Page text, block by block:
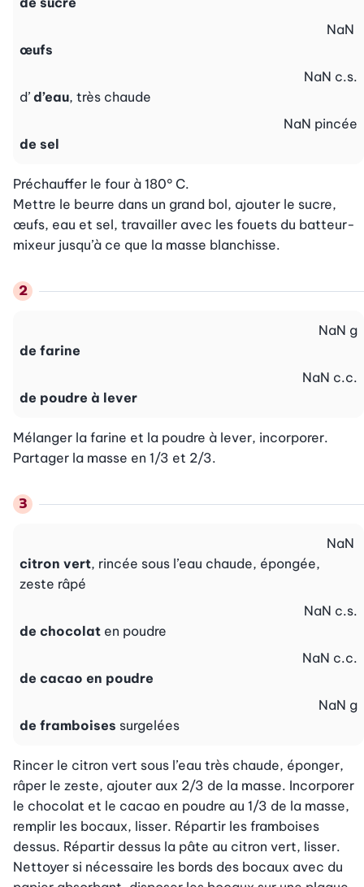
œufs
NaN
d’ d’eau, très chaude
NaN c.s.
de sel
NaN pincée
Préchauffer le four à 180° C.
Mettre le beurre dans un grand bol, ajouter le sucre,
œufs, eau et sel, travailler avec les fouets du batteur-
mixeur jusqu’à ce que la masse blanchisse.
de farine
NaN g
de poudre à lever
NaN c.c.
Mélanger la farine et la poudre à lever, incorporer.
Partager la masse en 1/3 et 2/3.
citron vert, rincée sous l’eau chaude, épongée,
zeste râpé
NaN
de chocolat en poudre
NaN c.s.
de cacao en poudre
NaN c.c.
de framboises surgelées
NaN g
Rincer le citron vert sous l’eau très chaude, éponger,
râper le zeste, ajouter aux 2/3 de la masse. Incorporer
le chocolat et le cacao en poudre au 1/3 de la masse,
remplir les bocaux, lisser. Répartir les framboises
dessus. Répartir dessus la pâte au citron vert, lisser.
Nettoyer si nécessaire les bords des bocaux avec du